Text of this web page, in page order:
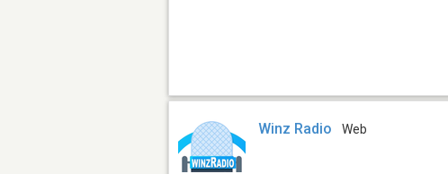
Winz Radio Web